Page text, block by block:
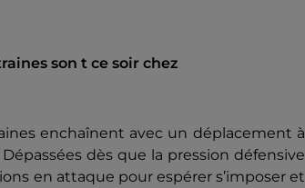
son t ce soir chez
enchaînent avec un déplacement à
dès que la pression défensive
en attaque pour espérer s’imposer et